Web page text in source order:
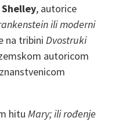
Shelley, autorice
ili moderni
na tribini Dvostruki
autoricom
hitu Mary; ili rođenje